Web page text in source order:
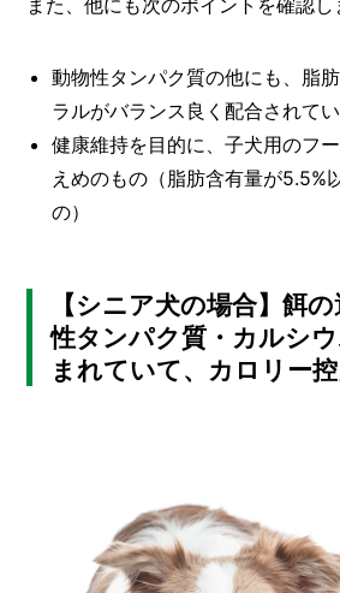
また、他にも次のポイントを確認し
動物性タンパク質の他にも、脂
ラルがバランス良く配合されて
健康維持を目的に、子犬用のフ
えめのもの（脂肪含有量が5.5%
の）
【シニア犬の場合】餌
性タンパク質・カルシ
まれていて、カロリー